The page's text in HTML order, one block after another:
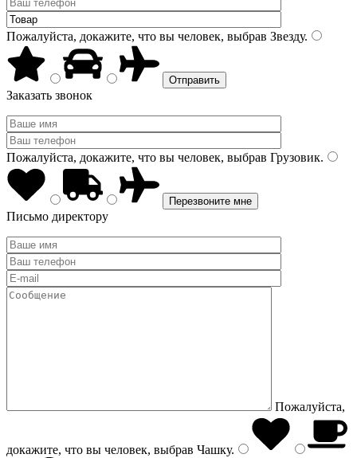
Пожалуйста, докажите, что вы человек, выбрав Звезду.
Заказать звонок
Пожалуйста, докажите, что вы человек, выбрав Грузовик.
Письмо директору
Пожалуйста,
докажите, что вы человек, выбрав Чашку.